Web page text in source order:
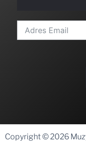
Copyright © 2026